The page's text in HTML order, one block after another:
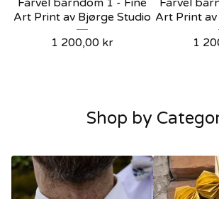
Farvel barndom 1 - Fine
Art Print av Bjørge Studio
1 200,00 kr
Farvel
Art Print
1
Shop by